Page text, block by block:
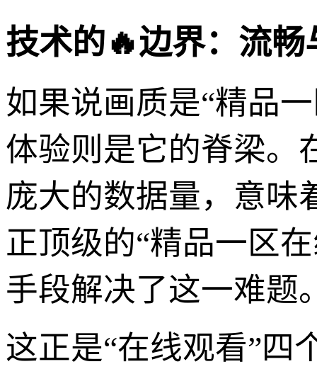
技术的🔥边界：流
如果说画质是“精品
体验则是它的脊梁。
庞大的数据量，意味
正顶级的“精品一区
手段解决了这一难题
这正是“在线观看”